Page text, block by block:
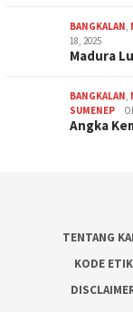
BANGKALAN
18, 2025
Madura
BANGKALAN
SUMENEP
Angka
TENTANG
KODE ETIK